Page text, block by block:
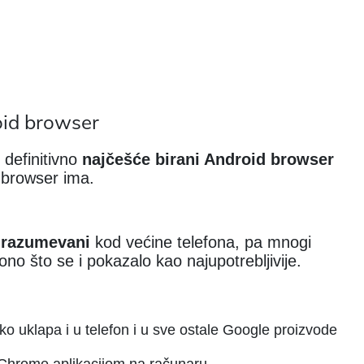
browser
najčešće birani Android browser
ima.
kod većine telefona, pa mnogi
što se i pokazalo kao najupotrebljivije.
uklapa i u telefon i u sve ostale Google proizvode